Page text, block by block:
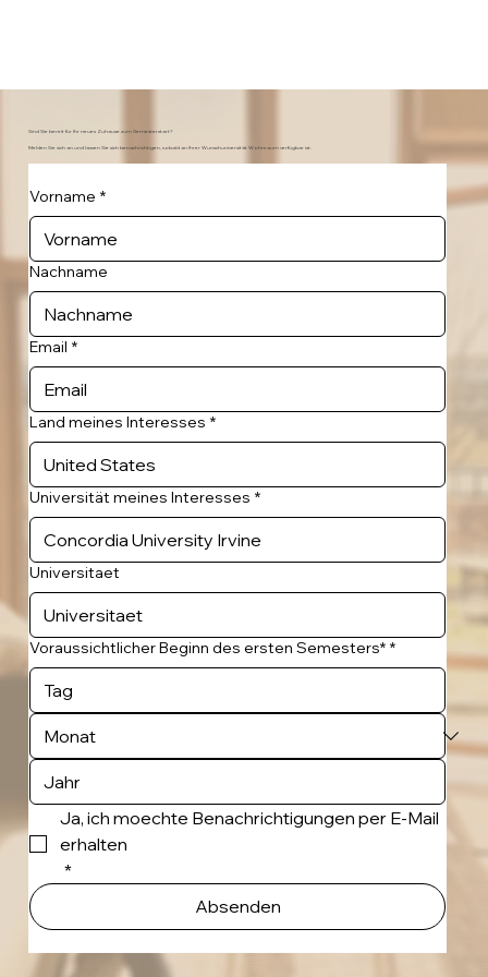
Sind Sie bereit für Ihr neues Zuhause zum Semesterstart?
Melden Sie sich an und lassen Sie sich benachrichtigen, sobald an Ihrer Wunschuniversität Wohnraum verfügbar ist.
Vorname *
Nachname
Email *
Land meines Interesses *
Universität meines Interesses *
Universitaet
Voraussichtlicher Beginn des ersten Semesters* *
Ja, ich moechte Benachrichtigungen per E-Mail
erhalten
*
Absenden